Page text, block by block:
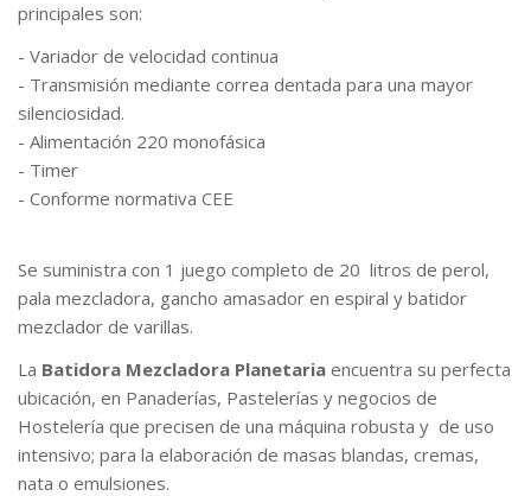
principales son:
- Variador de velocidad continua
- Transmisión mediante correa dentada para una mayor
silenciosidad.
- Alimentación 220 monofásica
- Timer
- Conforme normativa CEE
Se suministra con 1 juego completo de 20 litros de perol,
pala mezcladora, gancho amasador en espiral y batidor
mezclador de varillas.
La Batidora Mezcladora Planetaria encuentra su perfecta
ubicación, en Panaderías, Pastelerías y negocios de
Hostelería que precisen de una máquina robusta y de uso
intensivo; para la elaboración de masas blandas, cremas,
nata o emulsiones.